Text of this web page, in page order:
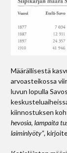
Määrällisestä
arvoasteikossa
luvun lopulla
kiinnostuksen
hevosia, lampaita
laiminlyöty”,